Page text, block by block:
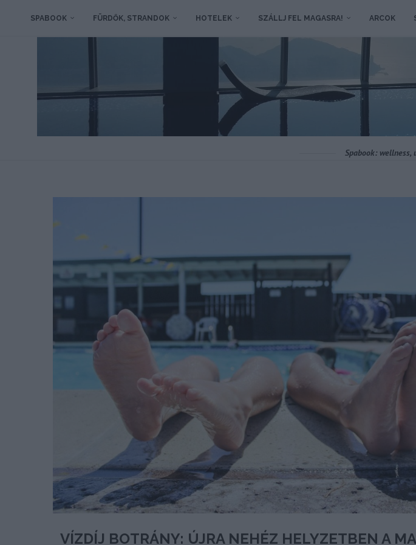
SPABOOK FÜRDŐK, STRANDOK HOTELEK SZÁLLJ FEL MAGASRA! ARCOK
Spabook: wellness,
VÍZDÍJ BOTRÁNY: ÚJRA NEHÉZ HELYZETBEN A